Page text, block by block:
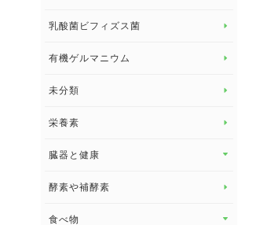
眼の健康
睡眠
乳酸菌ビフィズス菌
有機ゲルマニウム
未分類
栄養素
臓器と健康
臓器と健康 トップ
酵素や補酵素
食べ物